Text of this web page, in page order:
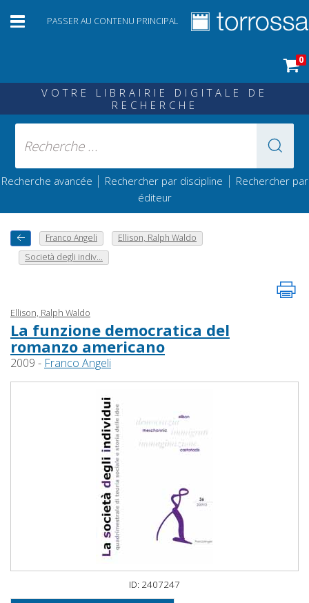
PASSER AU CONTENU PRINCIPAL
0
VOTRE LIBRAIRIE DIGITALE DE
RECHERCHE
Recherche avancée | Rechercher par discipline | Rechercher par
éditeur
Franco Angeli
Ellison, Ralph Waldo
Società degli indiv...
Ellison, Ralph Waldo
La funzione democratica del
romanzo americano
2009 - Franco Angeli
ID: 2407247